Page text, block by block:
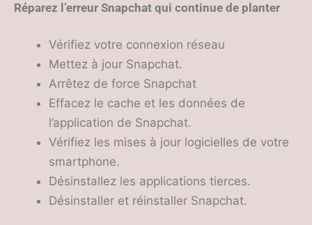
Réparez l’erreur Snapchat qui continue de planter
Vérifiez votre connexion réseau
Mettez à jour Snapchat.
Arrêtez de force Snapchat
Effacez le cache et les données de
l’application de Snapchat.
Vérifiez les mises à jour logicielles de votre
smartphone.
Désinstallez les applications tierces.
Désinstaller et réinstaller Snapchat.